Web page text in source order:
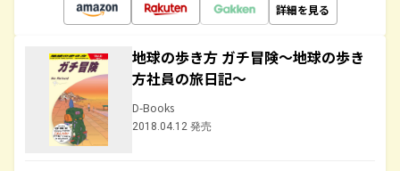
詳細を見る
地球の歩き方 ガチ冒険～地球の歩き
方社員の旅日記～
D-Books
2018.04.12 発売